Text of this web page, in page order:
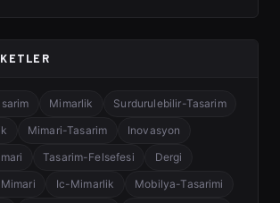
Mimarlik
Surdurulebilir-Tasarim
Mimari-Tasarim
Inovasyon
Tasarim-Felsefesi
Dergi
Ic-Mimarlik
Mobilya-Tasarimi